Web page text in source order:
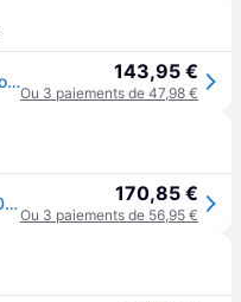
Chaussures On Cloud X 4 blanc polaire femme - 41 - White 143,95 €
Ou 3 paiements de 47,98 €
Chaussures de running On 3WE30070791 pour Femme 170,85 €
Ou 3 paiements de 56,95 €